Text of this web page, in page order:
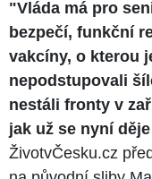
"Vláda má pro
bezpečí, funkční
vakcíny, o kterou
nepodstupovali
nestáli fronty v
jak už se nyní
ŽivotvČesku.cz